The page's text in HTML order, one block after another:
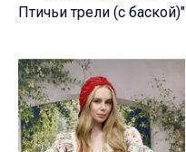
Птичьи трели (с баской)"